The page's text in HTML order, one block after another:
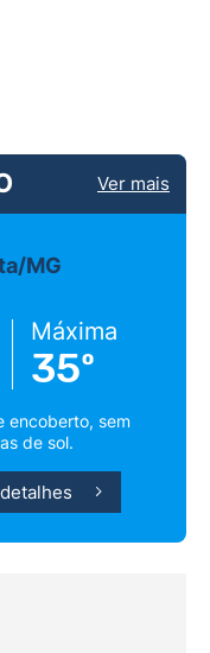
Ver mais
MG
Máxima
35º
encoberto, sem
de sol.